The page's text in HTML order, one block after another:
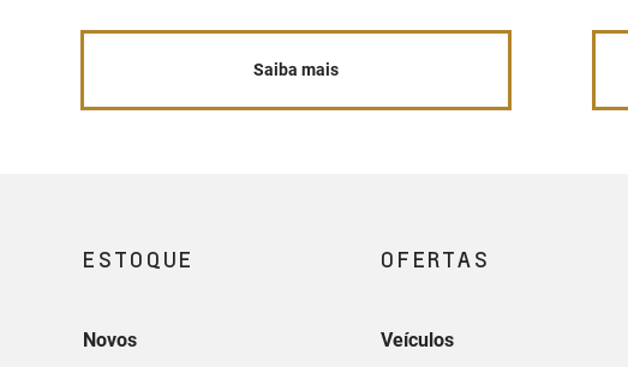
Saiba mais